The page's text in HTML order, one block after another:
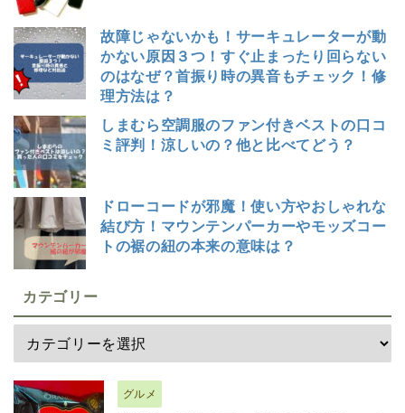
故障じゃないかも！サーキュレーターが動
かない原因３つ！すぐ止まったり回らない
のはなぜ？首振り時の異音もチェック！修
理方法は？
しまむら空調服のファン付きベストの口コ
ミ評判！涼しいの？他と比べてどう？
ドローコードが邪魔！使い方やおしゃれな
結び方！マウンテンパーカーやモッズコー
トの裾の紐の本来の意味は？
カテゴリー
グルメ